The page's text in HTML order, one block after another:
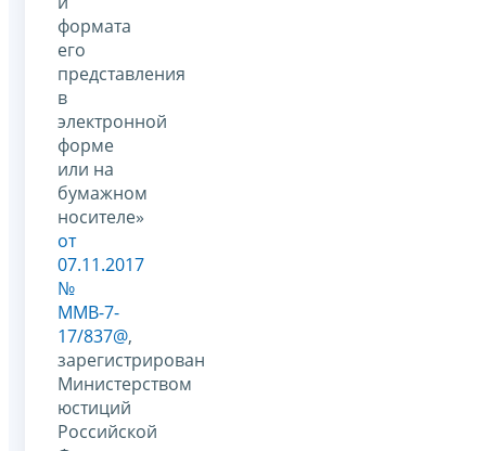
формата
его
представления
в
электронной
форме
или на
бумажном
носителе»
от
07.11.2017
№
ММВ-7-
17/837@,
зарегистрирован
Министерством
юстиций
Российской